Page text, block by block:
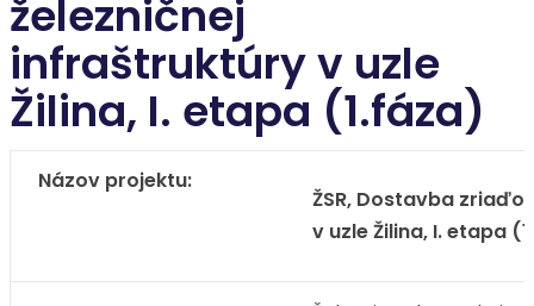
železničnej
infraštruktúry v uzle
Žilina, I. etapa (1.fáza)
Názov projektu:
ŽSR, Dostavba
v uzle Žilina, I. etapa